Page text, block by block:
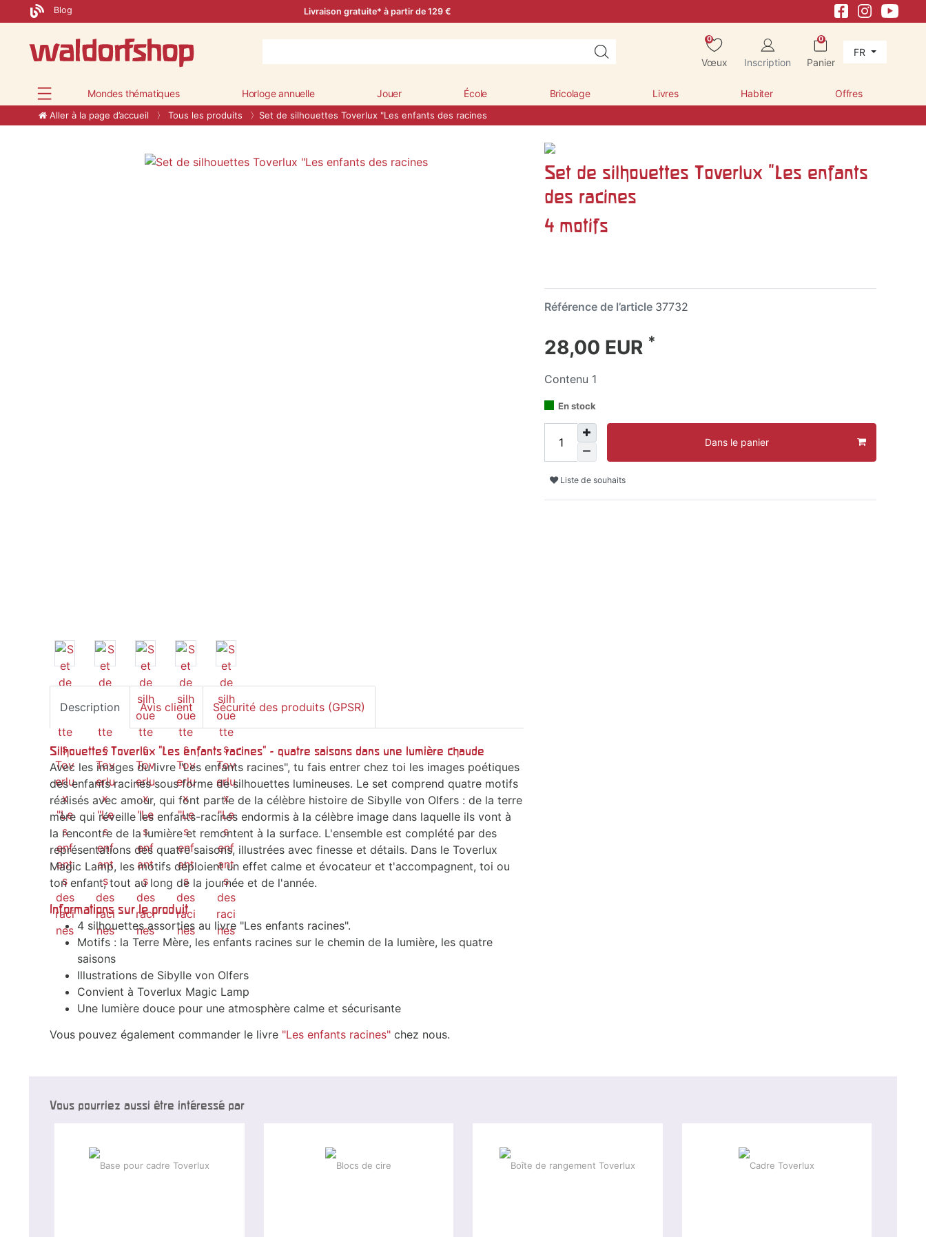
Blog Livraison gratuite* à partir de 129 €
0
Vœux Inscription
0
Panier
FR
Mondes thématiques Horloge annuelle Jouer École Bricolage Livres Habiter Offres
Aller à la page d’accueil Tous les produits Set de silhouettes Toverlux "Les enfants des racines
Set de silhouettes Toverlux "Les enfants
des racines
4 motifs
Référence de l’article 37732
28,00 EUR *
Contenu 1
En stock
Dans le panier
Liste de souhaits
Description Avis client Sécurité des produits (GPSR)
Silhouettes Toverlux "Les enfants racines" - quatre saisons dans une lumière chaude
Avec les images du livre "Les enfants racines", tu fais entrer chez toi les images poétiques
des enfants racines sous forme de silhouettes lumineuses. Le set comprend quatre motifs
réalisés avec amour, qui font partie de la célèbre histoire de Sibylle von Olfers : de la terre
mère qui réveille les enfants-racines endormis à la célèbre image dans laquelle ils vont à
la rencontre de la lumière et remontent à la surface. L'ensemble est complété par des
représentations des quatre saisons, illustrées avec finesse et détails. Dans le Toverlux
Magic Lamp, les motifs déploient un effet calme et évocateur et t'accompagnent, toi ou
ton enfant, tout au long de la journée et de l'année.
Informations sur le produit
4 silhouettes assorties au livre "Les enfants racines".
Motifs : la Terre Mère, les enfants racines sur le chemin de la lumière, les quatre
saisons
Illustrations de Sibylle von Olfers
Convient à Toverlux Magic Lamp
Une lumière douce pour une atmosphère calme et sécurisante
Vous pouvez également commander le livre "Les enfants racines" chez nous.
Vous pourriez aussi être intéressé par